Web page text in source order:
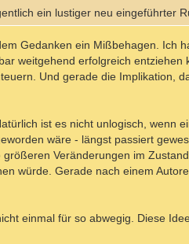
ein lustiger neu eingeführter
Gedanken ein Mißbehagen. Ich
weitgehend erfolgreich
Und gerade die Implikation,
ist es nicht unlogisch, wenn
wäre - längst passiert
Veränderungen im
würde. Gerade nach einem
einmal für so abwegig. Diese